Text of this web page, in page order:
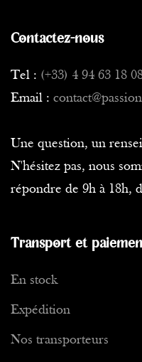
Contactez-nous
Tel : (+33) 4 94 63 18
Email :
Une question, un
N'hésitez pas, nous
répondre de 9h à 18h,
Transport et
En stock
Expédition
Nos transporteurs